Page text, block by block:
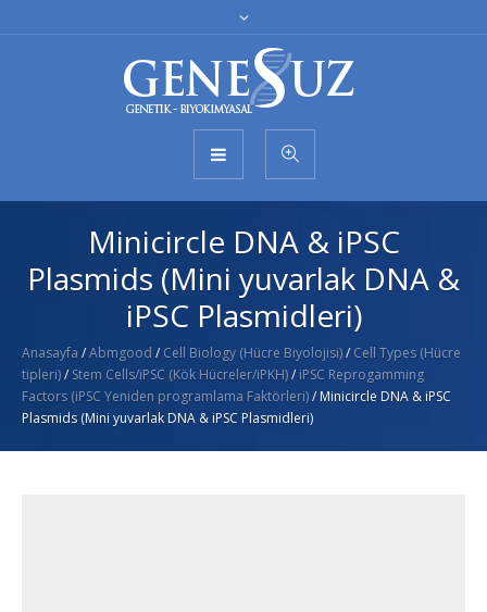
Minicircle DNA & iPSC
Plasmids (Mini yuvarlak DNA &
iPSC Plasmidleri)
Anasayfa /Abmgood / Cell Biology (Hücre Biyolojisi)/ Cell Types (Hücre
tipleri)/ Stem Cells/iPSC (Kök Hücreler/iPKH)/ iPSC Reprogamming
Factors (iPSC Yeniden programlama Faktörleri)/ Minicircle DNA & iPSC
Plasmids (Mini yuvarlak DNA & iPSC Plasmidleri)